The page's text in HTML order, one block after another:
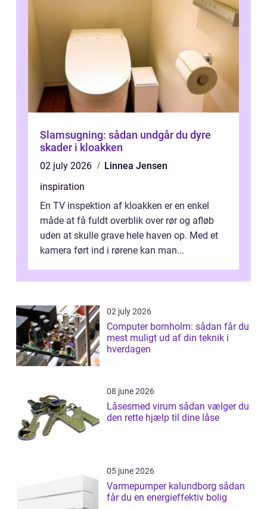
Slamsugning: sådan undgår du dyre
skader i kloakken
02 july 2026
Linnea Jensen
inspiration
En TV inspektion af kloakken er en enkel
måde at få fuldt overblik over rør og afløb
uden at skulle grave hele haven op. Med et
kamera ført ind i rørene kan man...
02 july 2026
Computer bornholm: sådan får du
mest muligt ud af din teknik i
hverdagen
08 june 2026
Låsesmed virum sådan vælger du
den rette hjælp til dine låse
05 june 2026
Varmepumper kalundborg sådan
får du en energieffektiv bolig